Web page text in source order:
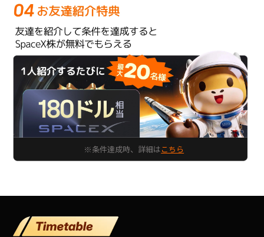
※条件達成時、詳細はこちら